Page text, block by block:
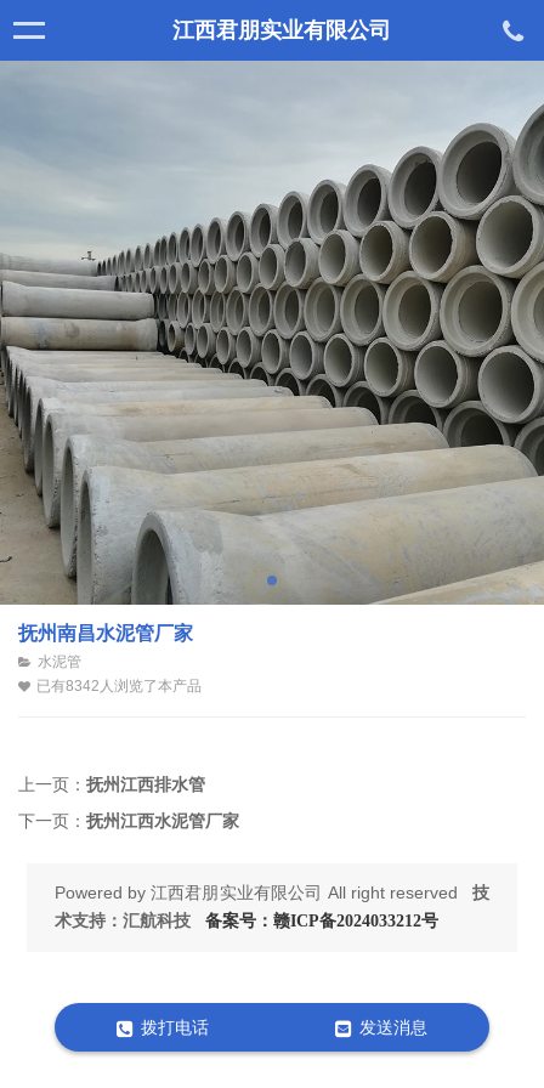
江西君朋实业有限公司
抚州南昌水泥管厂家
水泥管
已有8342人浏览了本产品
上一页： 抚州江西排水管
下一页： 抚州江西水泥管厂家
Powered by江西君朋实业有限公司 All right reserved技
术支持：汇航科技 备案号：赣ICP备2024033212号
拨打电话 发送消息